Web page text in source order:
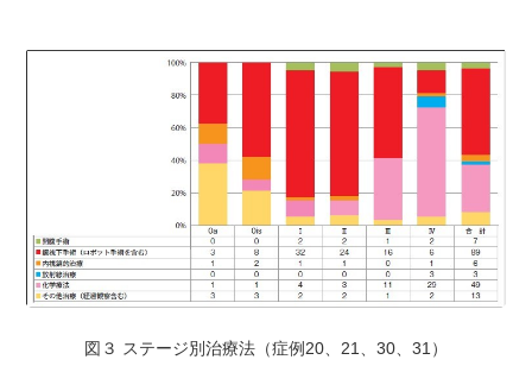
図３ ステージ別治療法（症例20、21、30、31）